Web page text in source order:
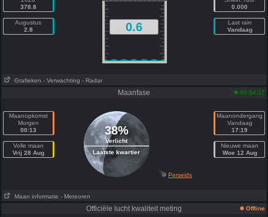
378.8
Augustus
2.8
0.6
0.000
Last rain
Vandaag
Grafieken - Verwachting - Radar
Maanfase 05:54:17
Maanopkomst
Morgen
00:13
Volle maan
Vrij 28 Aug
38%
Verlicht
Laatste kwartier
Maanondergang
Vandaag
17:19
Nieuwe maan
Woe 12 Aug
Perseids
Maan informatie - Meteoren
Officiële lucht kwaliteit meting Offline